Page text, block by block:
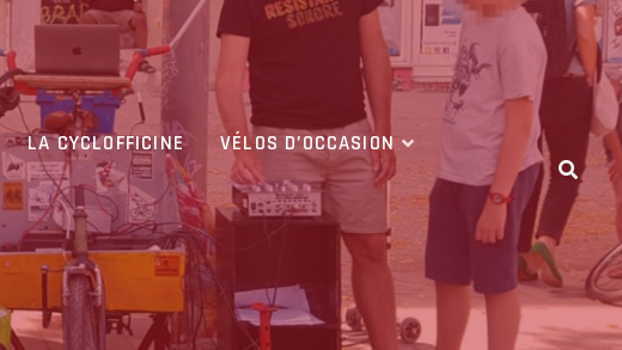
LA CYCLOFFICINE
VÉLOS D’OCCASION